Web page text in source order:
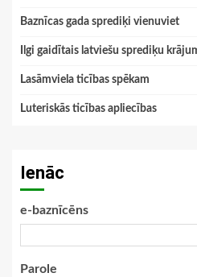
Baznīcas gada sprediķi vienuviet
Ilgi gaidītais latviešu sprediķu
Lasāmviela ticības spēkam
Luteriskās ticības apliecības
Ienāc
e-baznīcēns
Parole